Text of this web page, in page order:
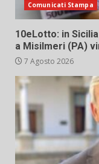
Comunicati Stampa
10eLotto: in
a Misilmeri (PA)
7 Agosto 2026